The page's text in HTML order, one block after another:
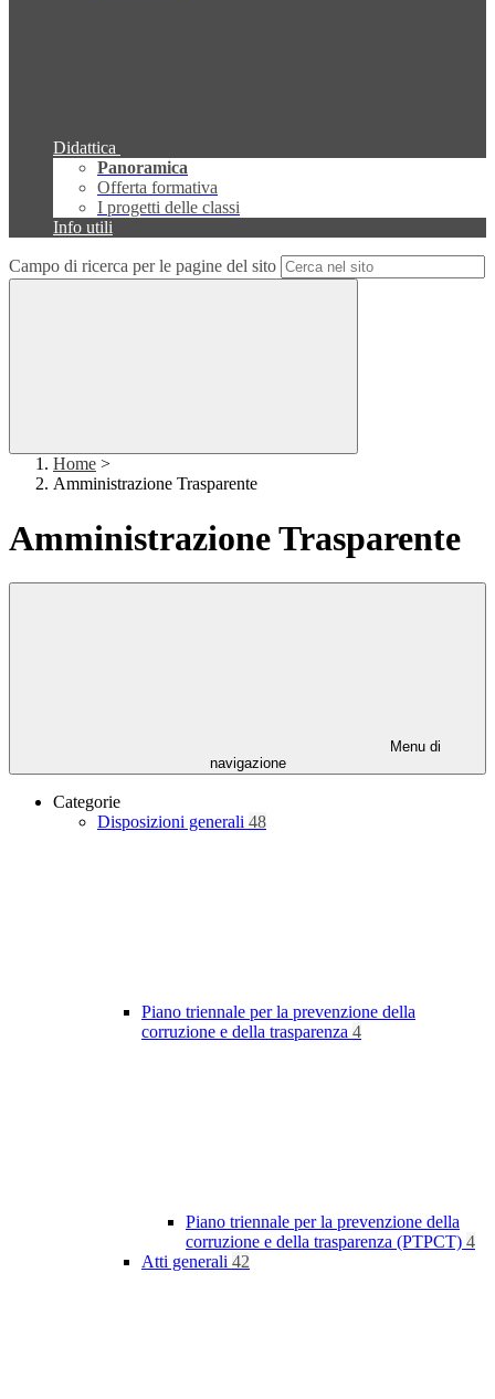
Didattica
Panoramica
Offerta formativa
I progetti delle classi
Info utili
Campo di ricerca per le pagine del sito
Home >
Amministrazione Trasparente
Amministrazione Trasparente
Menu di
navigazione
Categorie
Disposizioni generali 48
Piano triennale per la prevenzione della
corruzione e della trasparenza 4
Piano triennale per la prevenzione della
corruzione e della trasparenza (PTPCT) 4
Atti generali 42